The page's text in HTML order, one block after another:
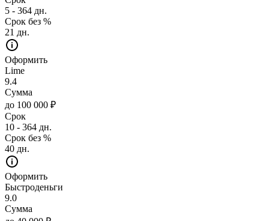
5 - 364 дн.
Срок без %
21 дн.
Оформить
Lime
9.4
Сумма
до 100 000 ₽
Срок
10 - 364 дн.
Срок без %
40 дн.
Оформить
Быстроденьги
9.0
Сумма